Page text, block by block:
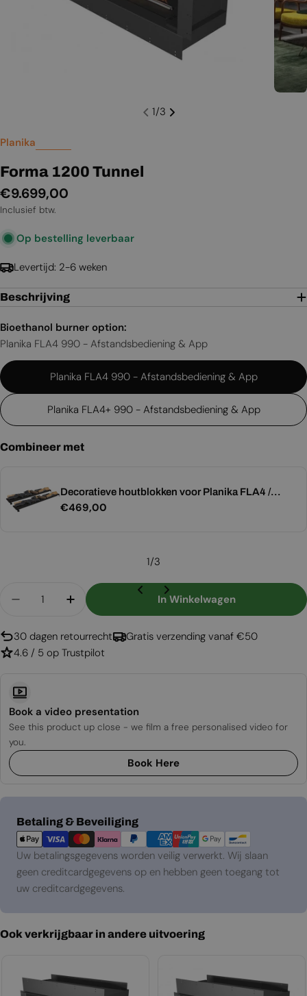
1/3
Planika
Forma 1200 Tunnel
Normale
prijs
€9.699,00
Inclusief btw.
Op bestelling leverbaar
Levertijd: 2-6 weken
Beschrijving
Bioethanol burner option:
Planika FLA4 990 - Afstandsbediening & App
Planika FLA4 990 - Afstandsbediening & App
Planika FLA4+ 990 - Afstandsbediening & App
Combineer met
Decoratieve houtblokken voor Planika FLA4 /
PrimeFire - Maat 990
Normale
€469,00
1/3
Aantal Verlagen Voor Forma 1200 Tunnel
Aantal Verhogen Voor Forma 1200
In Winkelwagen
30 dagen retourrecht
Gratis verzending vanaf €50
4.6 / 5 op Trustpilot
Book a video presentation
See this product up close - we film a free personalised video for
you.
Book Here
Betaling & Beveiliging
Betaalmethoden
Uw betalingsgegevens worden veilig verwerkt. Wij slaan
geen creditcardgegevens op en hebben geen toegang tot
uw creditcardgegevens.
Ook verkrijgbaar in andere uitvoering